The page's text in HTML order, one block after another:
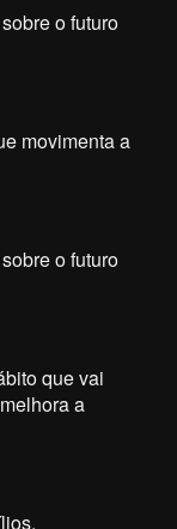
o futuro
movimenta a
o futuro
que vai
a